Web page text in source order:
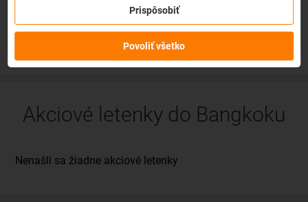
zakúpení služby získate na zmenu údajov na letenke k
dispozíciikredit vo výške až 80% ceny z rezervácie.Službu si
môžete zakúpiť priamo pri procese rezervácie letenky.
Akciové letenky do Bangkoku
Prispôsobiť
Povoliť všetko